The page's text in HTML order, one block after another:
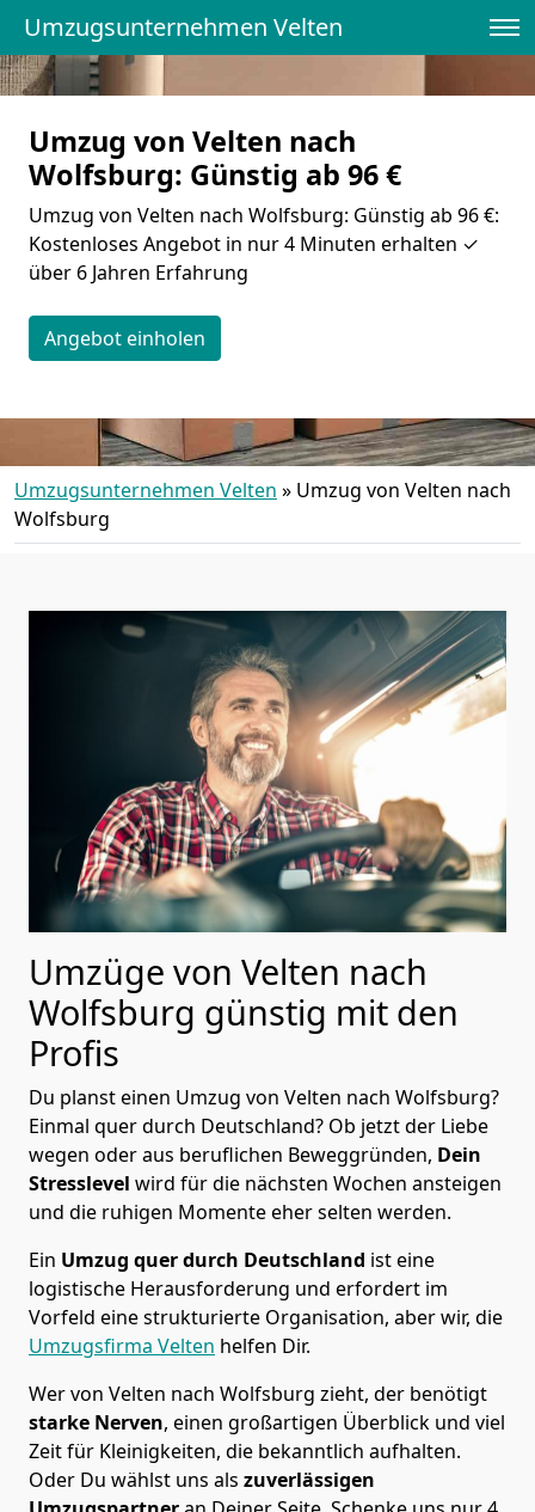
Umzugsunternehmen Velten
Umzug von Velten nach
Wolfsburg: Günstig ab 96 €
Umzug von Velten nach Wolfsburg: Günstig ab 96 €:
Kostenloses Angebot in nur 4 Minuten erhalten ✓
über 6 Jahren Erfahrung
Angebot einholen
Umzugsunternehmen Velten » Umzug von Velten nach
Wolfsburg
Umzüge von Velten nach
Wolfsburg günstig mit den
Profis
Du planst einen Umzug von Velten nach Wolfsburg?
Einmal quer durch Deutschland? Ob jetzt der Liebe
wegen oder aus beruflichen Beweggründen, Dein
Stresslevel wird für die nächsten Wochen ansteigen
und die ruhigen Momente eher selten werden.
Ein Umzug quer durch Deutschland ist eine
logistische Herausforderung und erfordert im
Vorfeld eine strukturierte Organisation, aber wir, die
Umzugsfirma Velten helfen Dir.
Wer von Velten nach Wolfsburg zieht, der benötigt
starke Nerven, einen großartigen Überblick und viel
Zeit für Kleinigkeiten, die bekanntlich aufhalten.
Oder Du wählst uns als zuverlässigen